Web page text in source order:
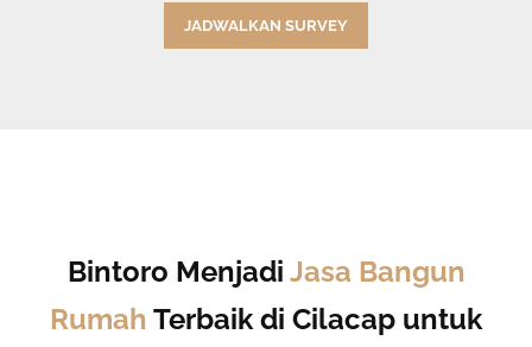
JADWALKAN SURVEY
Bintoro Menjadi Jasa Bangun
Rumah Terbaik di Cilacap untuk